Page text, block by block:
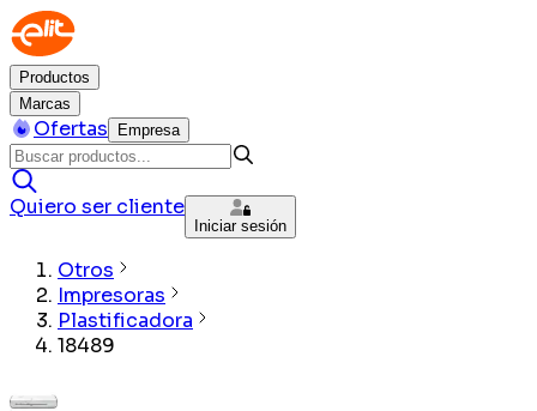
Productos
Marcas
Ofertas Empresa
Quiero ser cliente
Iniciar sesión
Otros
Impresoras
Plastificadora
18489